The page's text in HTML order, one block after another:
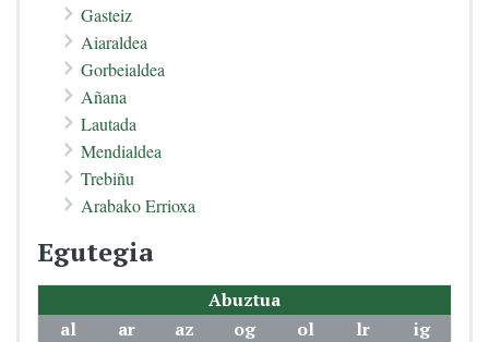
Gasteiz
Aiaraldea
Gorbeialdea
Añana
Lautada
Mendialdea
Trebiñu
Arabako Errioxa
Egutegia
Abuztua
al
ar az og ol lr
ig